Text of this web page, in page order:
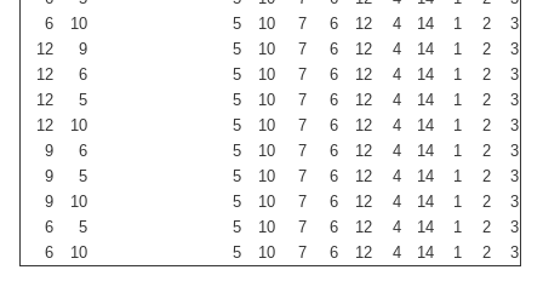
6
10 5 10 7 6 12 4 14 1 2
3
12
9 5 10 7 6 12 4 14 1 2
3
12
6 5 10 7 6 12 4 14 1 2
3
12
5 5 10 7 6 12 4 14 1 2
3
12
10 5 10 7 6 12 4 14 1 2
3
9
6 5 10 7 6 12 4 14 1 2
3
9
5 5 10 7 6 12 4 14 1 2
3
9
10 5 10 7 6 12 4 14 1 2
3
6
5 5 10 7 6 12 4 14 1 2
3
6
10 5 10 7 6 12 4 14 1 2 3